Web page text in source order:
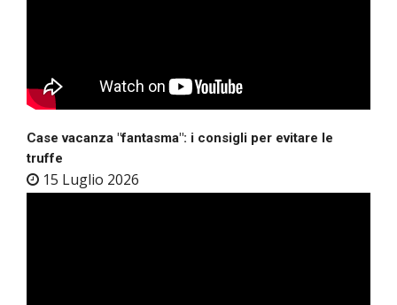
Case vacanza "fantasma": i consigli per evitare le
truffe
15 Luglio 2026